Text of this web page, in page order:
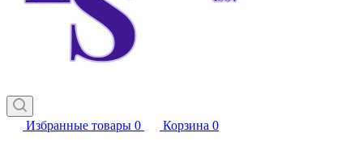
Избранные товары 0 Корзина 0